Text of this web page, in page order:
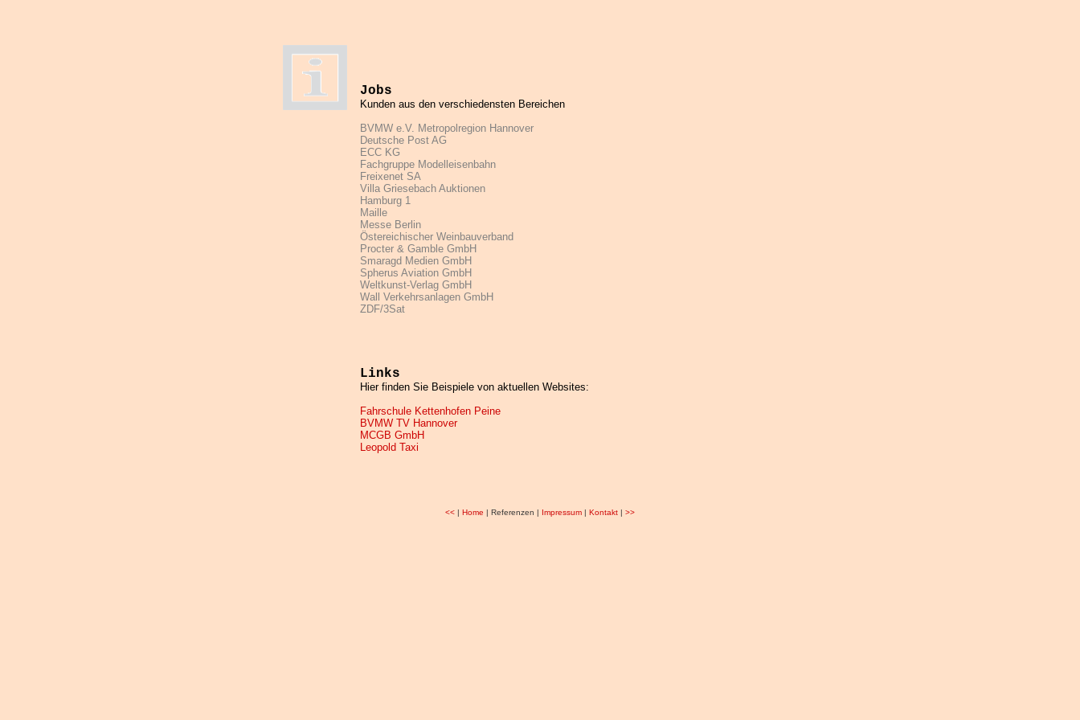
Jobs
Kunden aus den verschiedensten Bereichen
BVMW e.V. Metropolregion Hannover
Deutsche Post AG
ECC KG
Fachgruppe Modelleisenbahn
Freixenet SA
Villa Griesebach Auktionen
Hamburg 1
Maille
Messe Berlin
Östereichischer Weinbauverband
Procter & Gamble GmbH
Smaragd Medien GmbH
Spherus Aviation GmbH
Weltkunst-Verlag GmbH
Wall Verkehrsanlagen GmbH
ZDF/3Sat
Links
Hier finden Sie Beispiele von aktuellen Websites:
Fahrschule Kettenhofen Peine
BVMW TV Hannover
MCGB GmbH
Leopold Taxi
<<| Home | Referenzen | Impressum| Kontakt | >>